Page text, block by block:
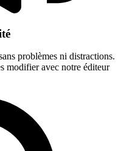
problèmes ni distractions.
modifier avec notre éditeur